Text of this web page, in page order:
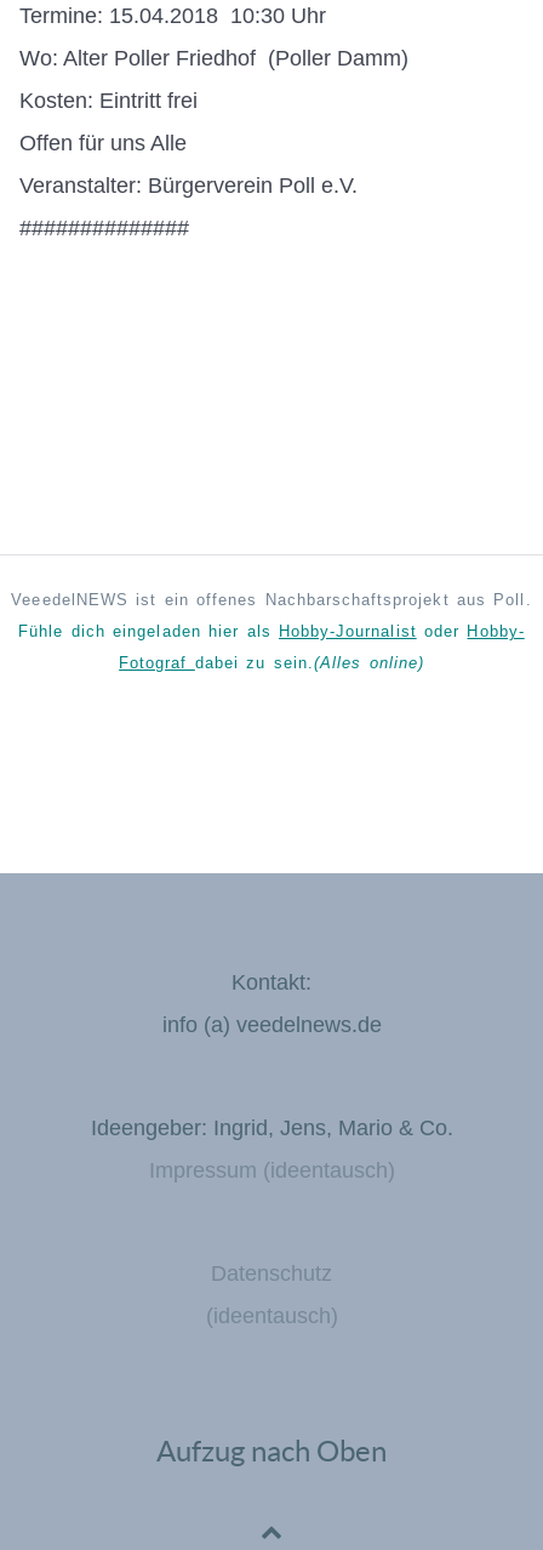
Termine: 15.04.2018 10:30 Uhr
Wo: Alter Poller Friedhof (Poller Damm)
Kosten: Eintritt frei
Offen für uns Alle
Veranstalter: Bürgerverein Poll e.V.
##############
VeeedelNEWS ist ein offenes Nachbarschaftsprojekt aus Poll.
Fühle dich eingeladen hier als
Hobby-Journalist oder Hobby-
Fotograf dabei zu sein. (Alles online)
Kontakt:
info (a) veedelnews.de
Ideengeber: Ingrid, Jens, Mario & Co.
Impressum (ideentausch)
Datenschutz
(ideentausch)
Aufzug nach Oben